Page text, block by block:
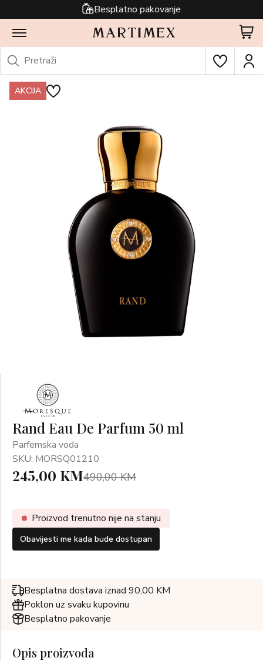
Besplatno pakovanje
AKCIJA
Rand Eau De Parfum 50 ml
Parfemska voda
SKU: MORSQ01210
245,00 KM490,00 KM
Proizvod trenutno nije na stanju
Obavijesti me kada bude dostupan
Besplatna dostava iznad 90,00 KM
Poklon uz svaku kupovinu
Besplatno pakovanje
Opis proizvoda